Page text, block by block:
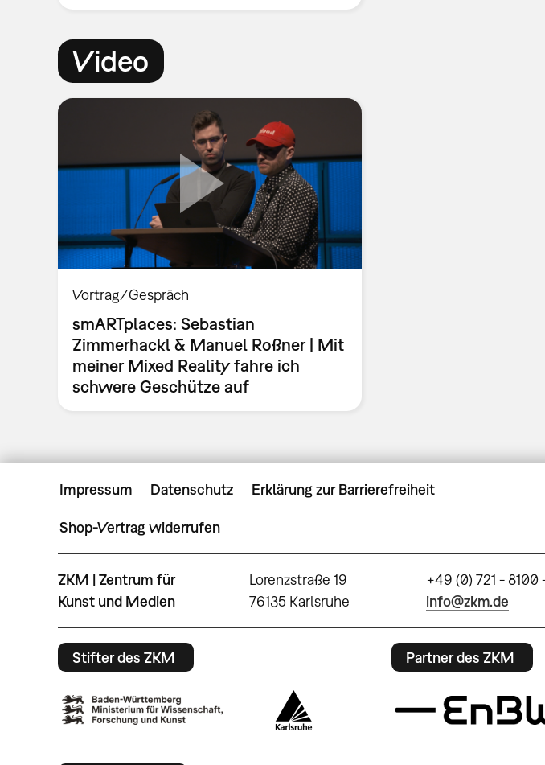
Video
Vortrag/Gespräch
smARTplaces: Sebastian
Zimmerhackl & Manuel Roßner | Mit
meiner Mixed Reality fahre ich
schwere Geschütze auf
Impressum Datenschutz Erklärung zur Barrierefreiheit
Shop-Vertrag widerrufen
ZKM | Zentrum für
Kunst und Medien
Lorenzstraße 19
76135 Karlsruhe
+49 (0) 721 - 8100
info@zkm.de
Stifter des ZKM Partner des ZKM